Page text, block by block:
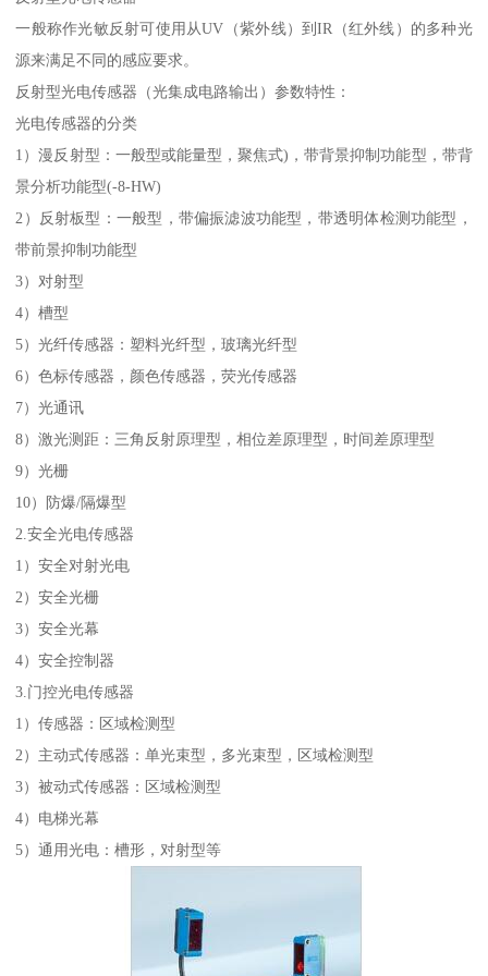
一般称作光敏反射可使用从UV（紫外线）到IR（红外线）的多种光
源来满足不同的感应要求。
反射型光电传感器（光集成电路输出）参数特性：
光电传感器的分类
1）漫反射型：一般型或能量型，聚焦式)，带背景抑制功能型，带背
景分析功能型(-8-HW)
2）反射板型：一般型，带偏振滤波功能型，带透明体检测功能型，
带前景抑制功能型
3）对射型
4）槽型
5）光纤传感器：塑料光纤型，玻璃光纤型
6）色标传感器，颜色传感器，荧光传感器
7）光通讯
8）激光测距：三角反射原理型，相位差原理型，时间差原理型
9）光栅
10）防爆/隔爆型
2.安全光电传感器
1）安全对射光电
2）安全光栅
3）安全光幕
4）安全控制器
3.门控光电传感器
1）传感器：区域检测型
2）主动式传感器：单光束型，多光束型，区域检测型
3）被动式传感器：区域检测型
4）电梯光幕
5）通用光电：槽形，对射型等